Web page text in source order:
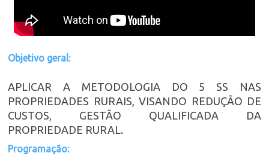
Objetivo geral:
APLICAR A METODOLOGIA DO 5 SS NAS
PROPRIEDADES RURAIS, VISANDO REDUÇÃO DE
CUSTOS, GESTÃO QUALIFICADA DA
PROPRIEDADE RURAL.
Programação: